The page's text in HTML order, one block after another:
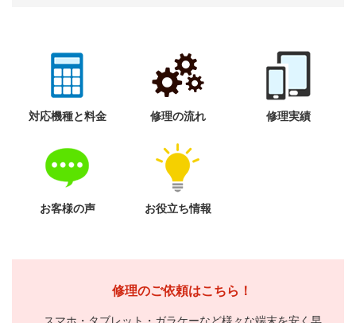
対応機種と料金 修理の流れ 修理実績
お客様の声 お役立ち情報
修理のご依頼はこちら！